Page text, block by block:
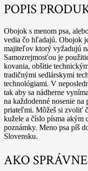
POPIS
Obojok s menom psa,
vedia čo hľadajú. Obojok
majiteľov ktorý vyžadujú
Samozrejmosťou je
kovania, obšitie
tradičnými sedlárskymi
technológiami. V
tak aby sa nádherne
na každodenné nosenie na
priateľmi. Môžeš si zvoliť
kužele a číslo písma akým
poznámky. Meno psa píš
Slovensku.
AKO